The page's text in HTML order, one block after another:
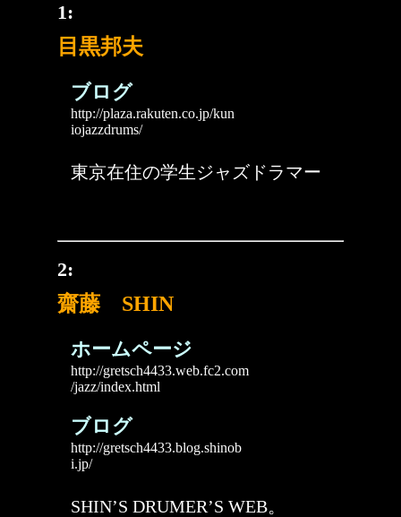
1:
目黒邦夫
ブログ
http://plaza.rakuten.co.jp/kun
iojazzdrums/
東京在住の学生ジャズドラマー
2:
齋藤 SHIN
ホームページ
http://gretsch4433.web.fc2.com
/jazz/index.html
ブログ
http://gretsch4433.blog.shinob
i.jp/
SHIN’S DRUMER’S WEB。